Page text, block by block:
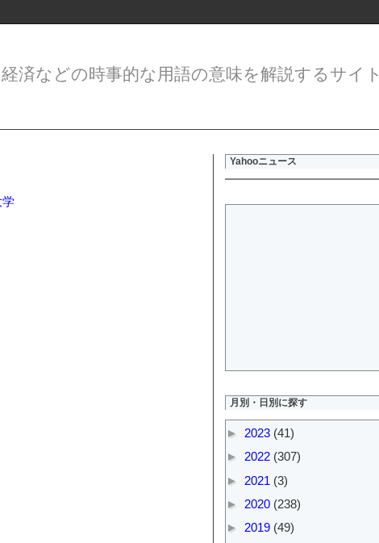
済などの時事的な用語の意味を解説するサイト
学
Yahooニュース
月別・日別に探す
► 2023 (41)
► 2022 (307)
► 2021 (3)
► 2020 (238)
► 2019 (49)